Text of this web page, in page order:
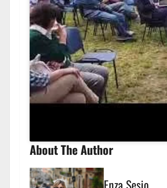
About The Author
Enza Sesio